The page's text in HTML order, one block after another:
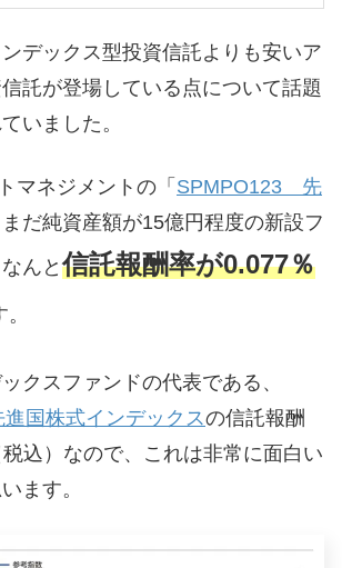
デックス型投資信託よりも安いア
託が登場している点について話題
いました。
マネジメントの「 SPMPO123 先
まだ純資産額が15億円程度の新設フ
んと信託報酬率が0.077％
クスファンドの代表である、
国株式インデックスの信託報酬
込）なので、これは非常に面白い
ます。